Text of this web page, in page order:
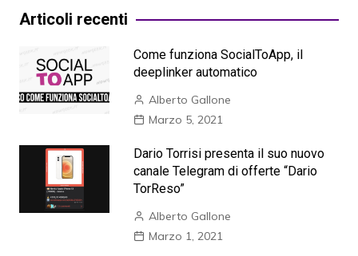
Articoli recenti
Come funziona SocialToApp, il
deeplinker automatico
Alberto Gallone
Marzo 5, 2021
Dario Torrisi presenta il suo nuovo
canale Telegram di offerte “Dario
TorReso”
Alberto Gallone
Marzo 1, 2021